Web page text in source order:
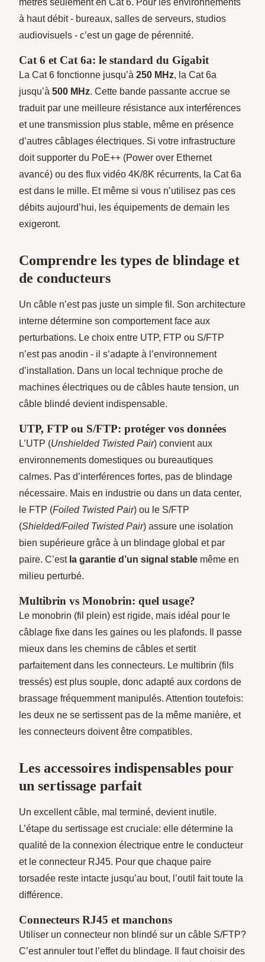
mètres seulement en Cat 6. Pour les environnements
à haut débit - bureaux, salles de serveurs, studios
audiovisuels - c’est un gage de pérennité.
Cat 6 et Cat 6a: le standard du Gigabit
La Cat 6 fonctionne jusqu’à 250 MHz, la Cat 6a
jusqu’à 500 MHz. Cette bande passante accrue se
traduit par une meilleure résistance aux interférences
et une transmission plus stable, même en présence
d’autres câblages électriques. Si votre infrastructure
doit supporter du PoE++ (Power over Ethernet
avancé) ou des flux vidéo 4K/8K récurrents, la Cat 6a
est dans le mille. Et même si vous n’utilisez pas ces
débits aujourd’hui, les équipements de demain les
exigeront.
Comprendre les types de blindage et
de conducteurs
Un câble n’est pas juste un simple fil. Son architecture
interne détermine son comportement face aux
perturbations. Le choix entre UTP, FTP ou S/FTP
n’est pas anodin - il s’adapte à l’environnement
d’installation. Dans un local technique proche de
machines électriques ou de câbles haute tension, un
câble blindé devient indispensable.
UTP, FTP ou S/FTP: protéger vos données
L’UTP (Unshielded Twisted Pair) convient aux
environnements domestiques ou bureautiques
calmes. Pas d’interférences fortes, pas de blindage
nécessaire. Mais en industrie ou dans un data center,
le FTP (Foiled Twisted Pair) ou le S/FTP
(Shielded/Foiled Twisted Pair) assure une isolation
bien supérieure grâce à un blindage global et par
paire. C’est la garantie d’un signal stable même en
milieu perturbé.
Multibrin vs Monobrin: quel usage?
Le monobrin (fil plein) est rigide, mais idéal pour le
câblage fixe dans les gaines ou les plafonds. Il passe
mieux dans les chemins de câbles et sertit
parfaitement dans les connecteurs. Le multibrin (fils
tressés) est plus souple, donc adapté aux cordons de
brassage fréquemment manipulés. Attention toutefois:
les deux ne se sertissent pas de la même manière, et
les connecteurs doivent être compatibles.
Les accessoires indispensables pour
un sertissage parfait
Un excellent câble, mal terminé, devient inutile.
L’étape du sertissage est cruciale: elle détermine la
qualité de la connexion électrique entre le conducteur
et le connecteur RJ45. Pour que chaque paire
torsadée reste intacte jusqu’au bout, l’outil fait toute la
différence.
Connecteurs RJ45 et manchons
Utiliser un connecteur non blindé sur un câble S/FTP?
C’est annuler tout l’effet du blindage. Il faut choisir des